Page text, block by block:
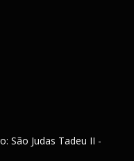
São Judas Tadeu II -